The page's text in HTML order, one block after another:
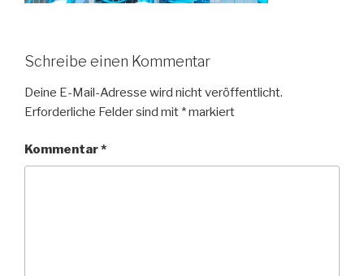
Schreibe einen Kommentar
Deine E-Mail-Adresse wird nicht veröffentlicht.
Erforderliche Felder sind mit *markiert
Kommentar*